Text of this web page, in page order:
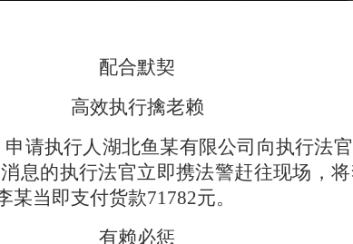
配合默契
高效执行擒老赖
请执行人湖北鱼某有限公司向执行法
息的执行法官立即携法警赶往现场，
当即支付货款71782元。
有赖必惩